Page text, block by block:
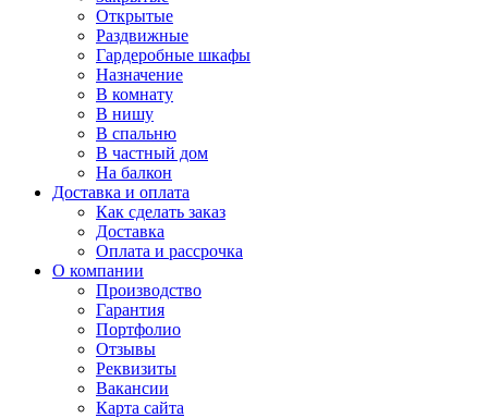
Открытые
Раздвижные
Гардеробные шкафы
Назначение
В комнату
В нишу
В спальню
В частный дом
На балкон
Доставка и оплата
Как сделать заказ
Доставка
Оплата и рассрочка
О компании
Производство
Гарантия
Портфолио
Отзывы
Реквизиты
Вакансии
Карта сайта